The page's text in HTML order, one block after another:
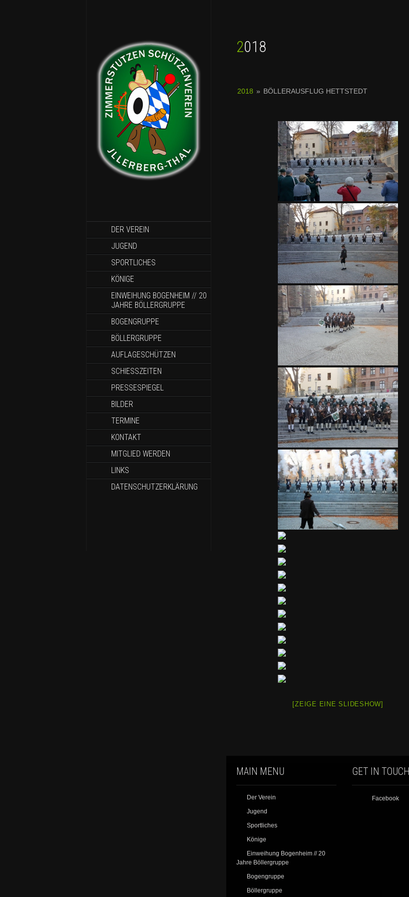
DER VEREIN
JUGEND
SPORTLICHES
KÖNIGE
EINWEIHUNG BOGENHEIM // 20
JAHRE BÖLLERGRUPPE
BOGENGRUPPE
BÖLLERGRUPPE
AUFLAGESCHÜTZEN
SCHIESSZEITEN
PRESSESPIEGEL
BILDER
TERMINE
KONTAKT
MITGLIED WERDEN
LINKS
DATENSCHUTZERKLÄRUNG
2018
2018 » BÖLLERAUSFLUG HETTSTEDT
[ZEIGE EINE SLIDESHOW]
MAIN MENU
Der Verein
Jugend
Sportliches
Könige
Einweihung Bogenheim // 20
Jahre Böllergruppe
Bogengruppe
Böllergruppe
GET IN TOUCH
Facebook